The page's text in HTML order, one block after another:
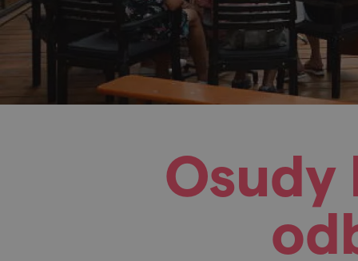
Osudy